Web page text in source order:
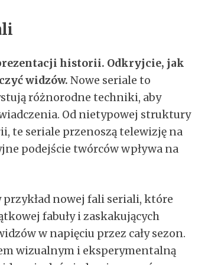
historii. Odkryjcie, jak
widzów. Nowe seriale to
różnorodne techniki, aby
Od nietypowej struktury
te seriale przenoszą telewizję na
podejście twórców wpływa na
przykład nowej fali seriali, które
fabuły i zaskakujących
w napięciu przez cały sezon.
wizualnym i eksperymentalną